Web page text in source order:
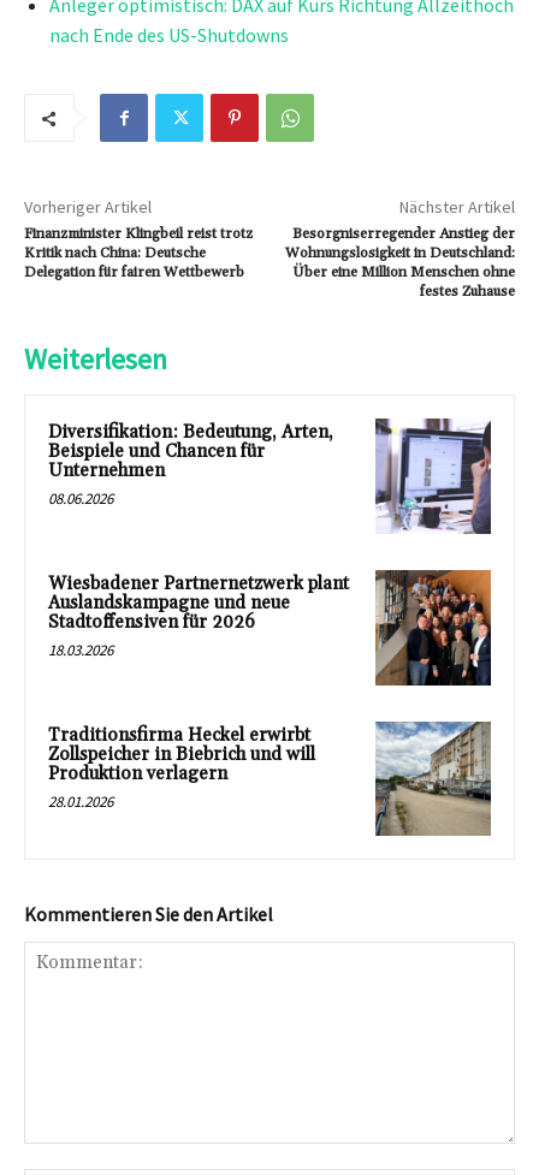
Anleger optimistisch: DAX auf Kurs Richtung Allzeithoch
nach Ende des US-Shutdowns
Vorheriger Artikel
Finanzminister Klingbeil reist trotz
Kritik nach China: Deutsche
Delegation für fairen Wettbewerb
Nächster Artikel
Besorgniserregender Anstieg der
Wohnungslosigkeit in Deutschland:
Über eine Million Menschen ohne
festes Zuhause
Weiterlesen
Diversifikation: Bedeutung, Arten,
Beispiele und Chancen für
Unternehmen
08.06.2026
Wiesbadener Partnernetzwerk plant
Auslandskampagne und neue
Stadtoffensiven für 2026
18.03.2026
Traditionsfirma Heckel erwirbt
Zollspeicher in Biebrich und will
Produktion verlagern
28.01.2026
Kommentieren Sie den Artikel